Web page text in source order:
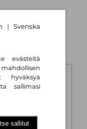
Paula
| Svenska
evästeitä
hyväksyä
sallimasi
sallitut